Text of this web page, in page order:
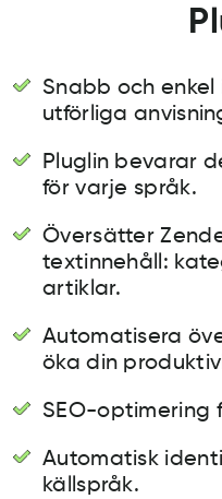
Snabb och
utförliga
Pluglin bevarar
för varje språk.
Översätter
textinnehåll:
artiklar.
Automatisera
öka din
SEO-optimering
Automatisk
källspråk.